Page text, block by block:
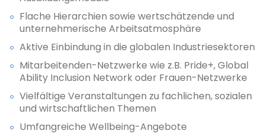
Flache Hierarchien sowie wertschätzende und
unternehmerische Arbeitsatmosphäre
Aktive Einbindung in die globalen Industriesektoren
Mitarbeitenden-Netzwerke wie z.B. Pride+, Global
Ability Inclusion Network oder Frauen-Netzwerke
Vielfältige Veranstaltungen zu fachlichen, sozialen
und wirtschaftlichen Themen
Umfangreiche Wellbeing-Angebote